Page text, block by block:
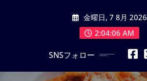
に
金曜日, 7 8月 2026
2:04:07 AM
SNSフォロー